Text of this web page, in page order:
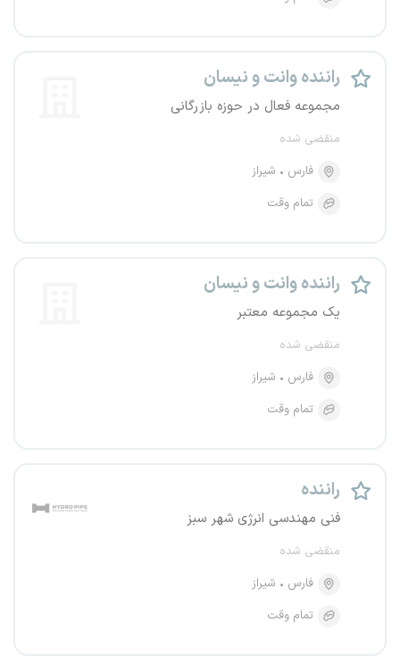
راننده وانت و نیسان
مجموعه فعال در حوزه بازرگانی
منقضی شده
فارس
شیراز
تمام وقت
راننده وانت و نیسان
یک مجموعه معتبر
منقضی شده
فارس
شیراز
تمام وقت
راننده
فنی مهندسی انرژی شهر سبز
منقضی شده
فارس
شیراز
تمام وقت